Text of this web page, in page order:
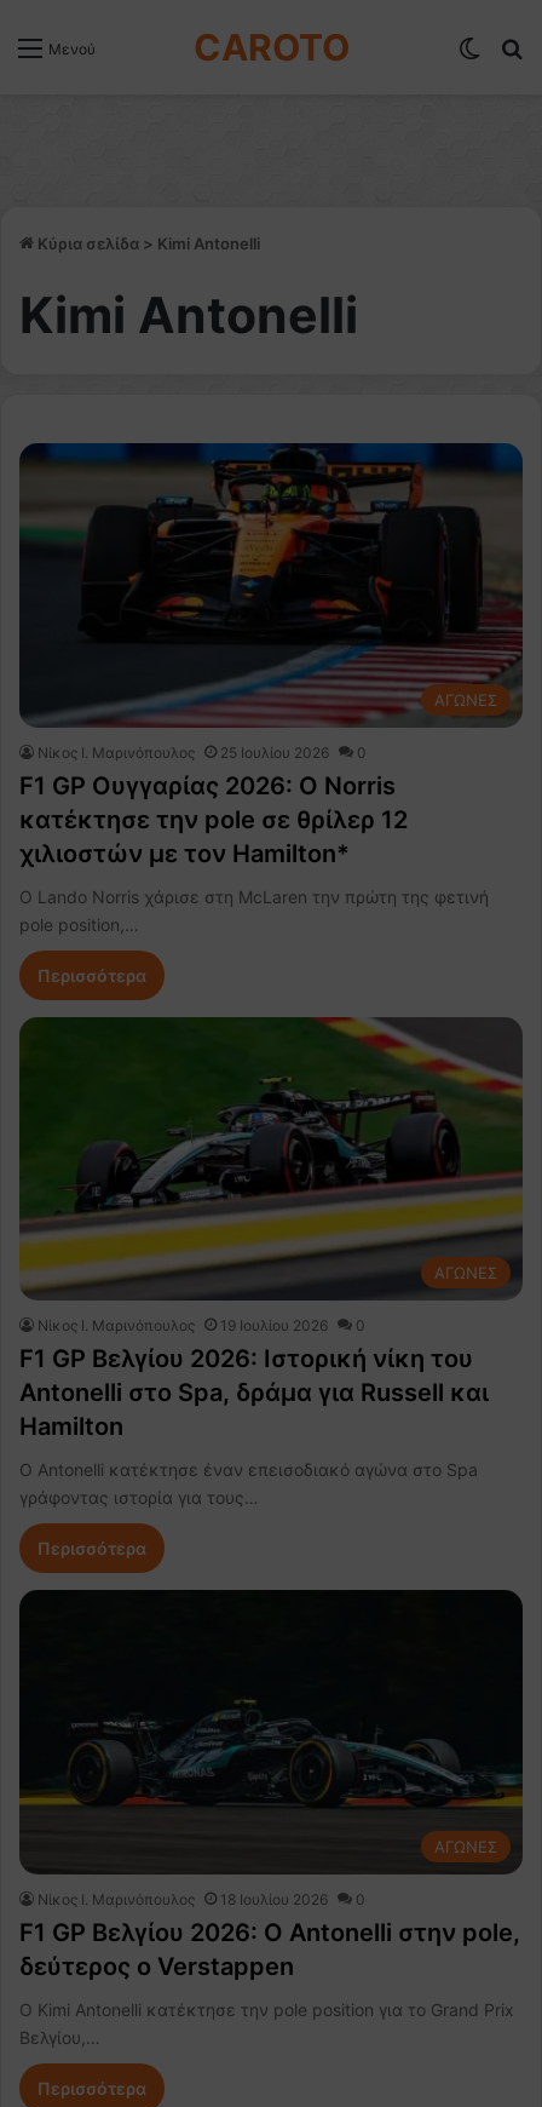
Μενού CAROTO
Κύρια σελίδα > Kimi Antonelli
Kimi Antonelli
ΑΓΩΝΕΣ
Nίκος Ι. Mαρινόπουλος 25 Ιουλίου 2026 0
F1 GP Ουγγαρίας 2026: Ο Norris
κατέκτησε την pole σε θρίλερ 12
χιλιοστών με τον Hamilton*
Ο Lando Norris χάρισε στη McLaren την πρώτη της φετινή
pole position,…
Περισσότερα
ΑΓΩΝΕΣ
Nίκος Ι. Mαρινόπουλος 19 Ιουλίου 2026 0
F1 GP Βελγίου 2026: Ιστορική νίκη του
Antonelli στο Spa, δράμα για Russell και
Hamilton
Ο Antonelli κατέκτησε έναν επεισοδιακό αγώνα στο Spa
γράφοντας ιστορία για τους…
Περισσότερα
ΑΓΩΝΕΣ
Nίκος Ι. Mαρινόπουλος 18 Ιουλίου 2026 0
F1 GP Βελγίου 2026: Ο Antonelli στην pole,
δεύτερος ο Verstappen
Ο Kimi Antonelli κατέκτησε την pole position για το Grand Prix
Βελγίου,…
Περισσότερα